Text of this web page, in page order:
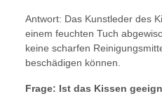
Antwort: Das Kunstleder des
einem feuchten Tuch
keine scharfen
beschädigen können.
Frage: Ist das Kissen